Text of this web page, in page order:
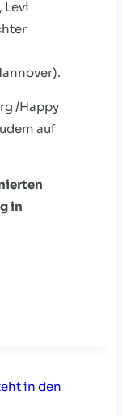
Levi
/Happy
auf
in
in den